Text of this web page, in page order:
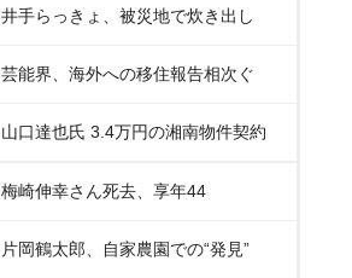
井手らっきょ、被災地で炊き出し
芸能界、海外への移住報告相次ぐ
山口達也氏 3.4万円の湘南物件契約
梅崎伸幸さん死去、享年44
片岡鶴太郎、自家農園での“発見”